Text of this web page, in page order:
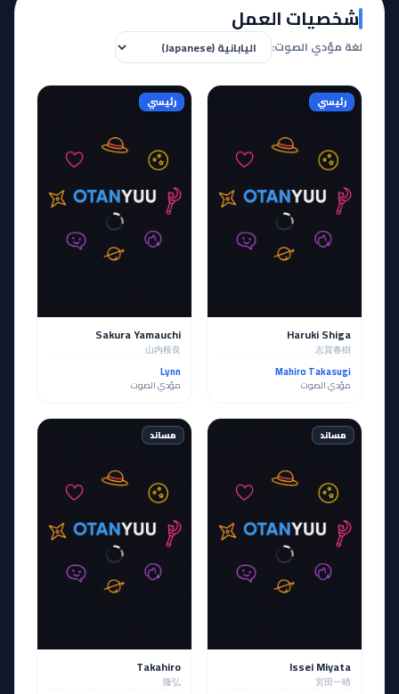
شخصيات العمل
لغة مؤدي الصوت:
رئيسي
Haruki Shiga
志賀春樹
Mahiro Takasugi
مؤدي الصوت
رئيسي
Sakura Yamauchi
山内桜良
Lynn
مؤدي الصوت
مساند
Issei Miyata
宮田一晴
مساند
Takahiro
隆弘